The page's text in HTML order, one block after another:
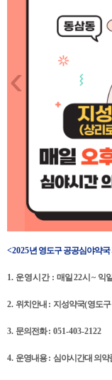
‹
<2025년 영도구 공공심야약국
1. 운영시간 : 매일22시 ~ 익
2. 위치안내 : 지성약국(영도
3. 문의전화: 051-403-2122
4. 운영내용: 심야시간대 의약